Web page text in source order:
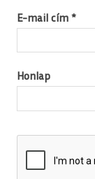
E-mail cím *
Honlap